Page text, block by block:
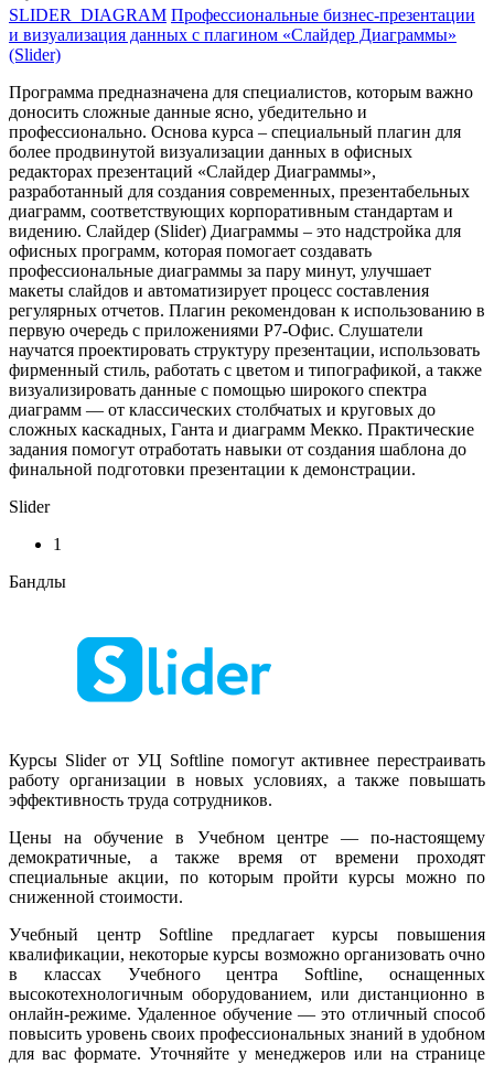
SLIDER_DIAGRAM Профессиональные бизнес-презентации
и визуализация данных с плагином «Слайдер Диаграммы»
(Slider)
Программа предназначена для специалистов, которым важно
доносить сложные данные ясно, убедительно и
профессионально. Основа курса – специальный плагин для
более продвинутой визуализации данных в офисных
редакторах презентаций «Слайдер Диаграммы»,
разработанный для создания современных, презентабельных
диаграмм, соответствующих корпоративным стандартам и
видению. Слайдер (Slider) Диаграммы – это надстройка для
офисных программ, которая помогает создавать
профессиональные диаграммы за пару минут, улучшает
макеты слайдов и автоматизирует процесс составления
регулярных отчетов. Плагин рекомендован к использованию в
первую очередь с приложениями Р7-Офис. Слушатели
научатся проектировать структуру презентации, использовать
фирменный стиль, работать с цветом и типографикой, а также
визуализировать данные с помощью широкого спектра
диаграмм — от классических столбчатых и круговых до
сложных каскадных, Ганта и диаграмм Мекко. Практические
задания помогут отработать навыки от создания шаблона до
финальной подготовки презентации к демонстрации.
Slider
1
Бандлы
Курсы Slider от УЦ Softline помогут активнее перестраивать
работу организации в новых условиях, а также повышать
эффективность труда сотрудников.
Цены на обучение в Учебном центре — по-настоящему
демократичные, а также время от времени проходят
специальные акции, по которым пройти курсы можно по
сниженной стоимости.
Учебный центр Softline предлагает курсы повышения
квалификации, некоторые курсы возможно организовать очно
в классах Учебного центра Softline, оснащенных
высокотехнологичным оборудованием, или дистанционно в
онлайн-режиме. Удаленное обучение — это отличный способ
повысить уровень своих профессиональных знаний в удобном
для вас формате. Уточняйте у менеджеров или на странице